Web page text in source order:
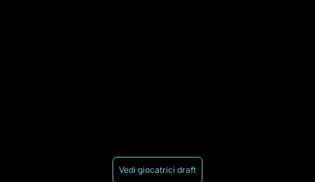
Vedi giocatrici draft